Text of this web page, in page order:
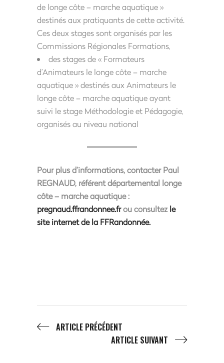
de longe côte – marche aquatique »
destinés aux pratiquants de cette activité.
Ces deux stages sont organisés par les
Commissions Régionales Formations,
des stages de « Formateurs
d’Animateurs le longe côte – marche
aquatique » destinés aux Animateurs le
longe côte – marche aquatique ayant
suivi le stage Méthodologie et Pédagogie,
organisés au niveau national
Pour plus d’informations, contacter Paul
REGNAUD, référent départemental longe
côte – marche aquatique :
pregnaud.ffrandonnee.frou consultez le
site internet de la FFRandonnée.
ARTICLE PRÉCÉDENT
ARTICLE SUIVANT